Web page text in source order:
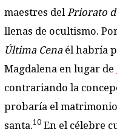
maestres del Priorato
llenas de ocultismo.
Última Cenaél habría
Magdalena en lugar de
contrariando la
probaría el
santa.10 En el célebre